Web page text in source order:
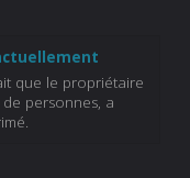
que le propriétaire
de personnes, a